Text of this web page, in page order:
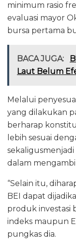
minimum rasio
evaluasi mayor
bursa pertama
BACA JUGA:
Laut Belum
Melalui
yang dilakukan
berharap
lebih sesuai
dalam
“Selain itu,
BEI dapat
produk investasi
indeks maupun
pungkas dia.